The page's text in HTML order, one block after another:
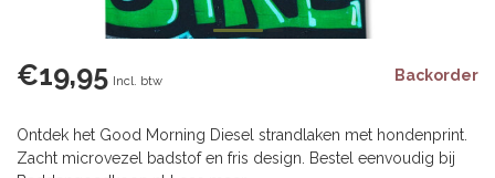
€19,95 Incl. btw Backorder
Ontdek het Good Morning Diesel strandlaken met hondenprint.
Zacht microvezel badstof en fris design. Bestel eenvoudig bij